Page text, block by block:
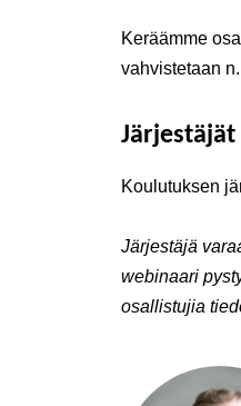
Keräämme
vahvistetaan
Järjestäjät
Koulutuksen
Järjestäjä
webinaari
osallistujia